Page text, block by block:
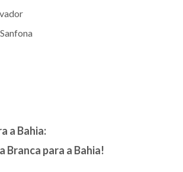
a Bahia:
Branca para a Bahia!